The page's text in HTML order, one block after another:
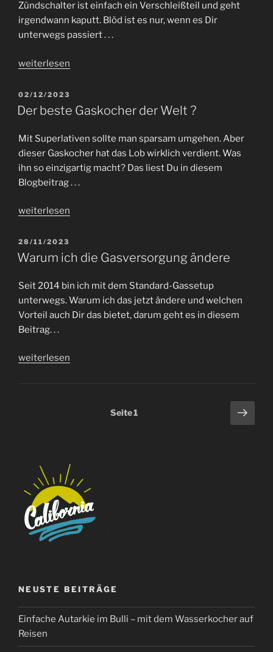
Zündschalter ist einfach ein Verschleißteil und geht
irgendwann kaputt. Blöd ist es nur, wenn es Dir
unterwegs passiert . . .
„Anlasser
VW
T5
–
Odyssee
in
Spanien“
weiterlesen
VERÖFFENTLICHT
AM
02/12/2023
Der beste Gaskocher der Welt ?
Mit Superlativen sollte man sparsam umgehen. Aber
dieser Gaskocher hat das Lob wirklich verdient. Was
ihn so einzigartig macht? Das liest Du in diesem
Blogbeitrag . . .
„Der
Gaskocher
der
?“
weiterlesen
VERÖFFENTLICHT
AM
28/11/2023
Warum ich die Gasversorgung ändere
Seit 2014 bin ich mit dem Standard-Gassetup
unterwegs. Warum ich das jetzt ändere und welchen
Vorteil auch Dir das bietet, darum geht es in diesem
Beitrag. . .
„Warum
weiterlesen
Seitennummerierung
Seite1
NEUSTE BEITRÄGE
Einfache Autarkie im Bulli – mit dem Wasserkocher auf
Reisen